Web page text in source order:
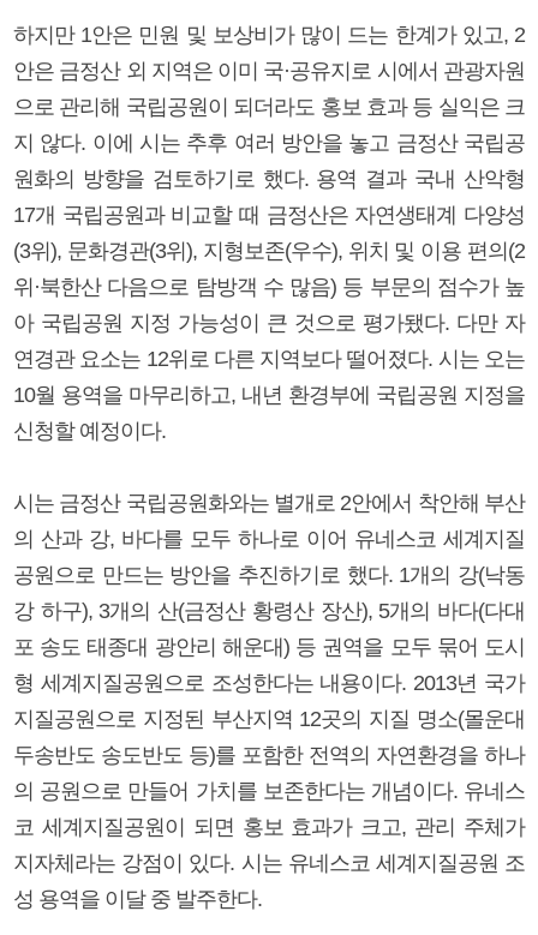
하지만 1안은 민원 및 보상비가 많이 드는 한계가 있고, 2
안은 금정산 외 지역은 이미 국·공유지로 시에서 관광자원
으로 관리해 국립공원이 되더라도 홍보 효과 등 실익은 크
지 않다. 이에 시는 추후 여러 방안을 놓고 금정산 국립공
원화의 방향을 검토하기로 했다. 용역 결과 국내 산악형
17개 국립공원과 비교할 때 금정산은 자연생태계 다양성
(3위), 문화경관(3위), 지형보존(우수), 위치 및 이용 편의(2
위·북한산 다음으로 탐방객 수 많음) 등 부문의 점수가 높
아 국립공원 지정 가능성이 큰 것으로 평가됐다. 다만 자
연경관 요소는 12위로 다른 지역보다 떨어졌다. 시는 오는
10월 용역을 마무리하고, 내년 환경부에 국립공원 지정을
신청할 예정이다.
시는 금정산 국립공원화와는 별개로 2안에서 착안해 부산
의 산과 강, 바다를 모두 하나로 이어 유네스코 세계지질
공원으로 만드는 방안을 추진하기로 했다. 1개의 강(낙동
강 하구), 3개의 산(금정산 황령산 장산), 5개의 바다(다대
포 송도 태종대 광안리 해운대) 등 권역을 모두 묶어 도시
형 세계지질공원으로 조성한다는 내용이다. 2013년 국가
지질공원으로 지정된 부산지역 12곳의 지질 명소(몰운대
두송반도 송도반도 등)를 포함한 전역의 자연환경을 하나
의 공원으로 만들어 가치를 보존한다는 개념이다. 유네스
코 세계지질공원이 되면 홍보 효과가 크고, 관리 주체가
지자체라는 강점이 있다. 시는 유네스코 세계지질공원 조
성 용역을 이달 중 발주한다.